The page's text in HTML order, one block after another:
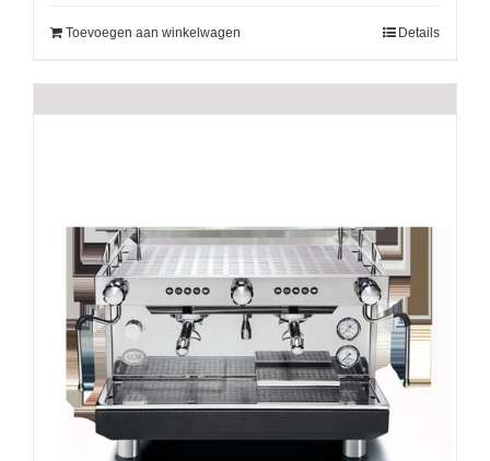
Toevoegen aan winkelwagen Details